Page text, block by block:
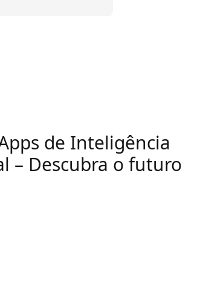
de Inteligência
– Descubra o futuro